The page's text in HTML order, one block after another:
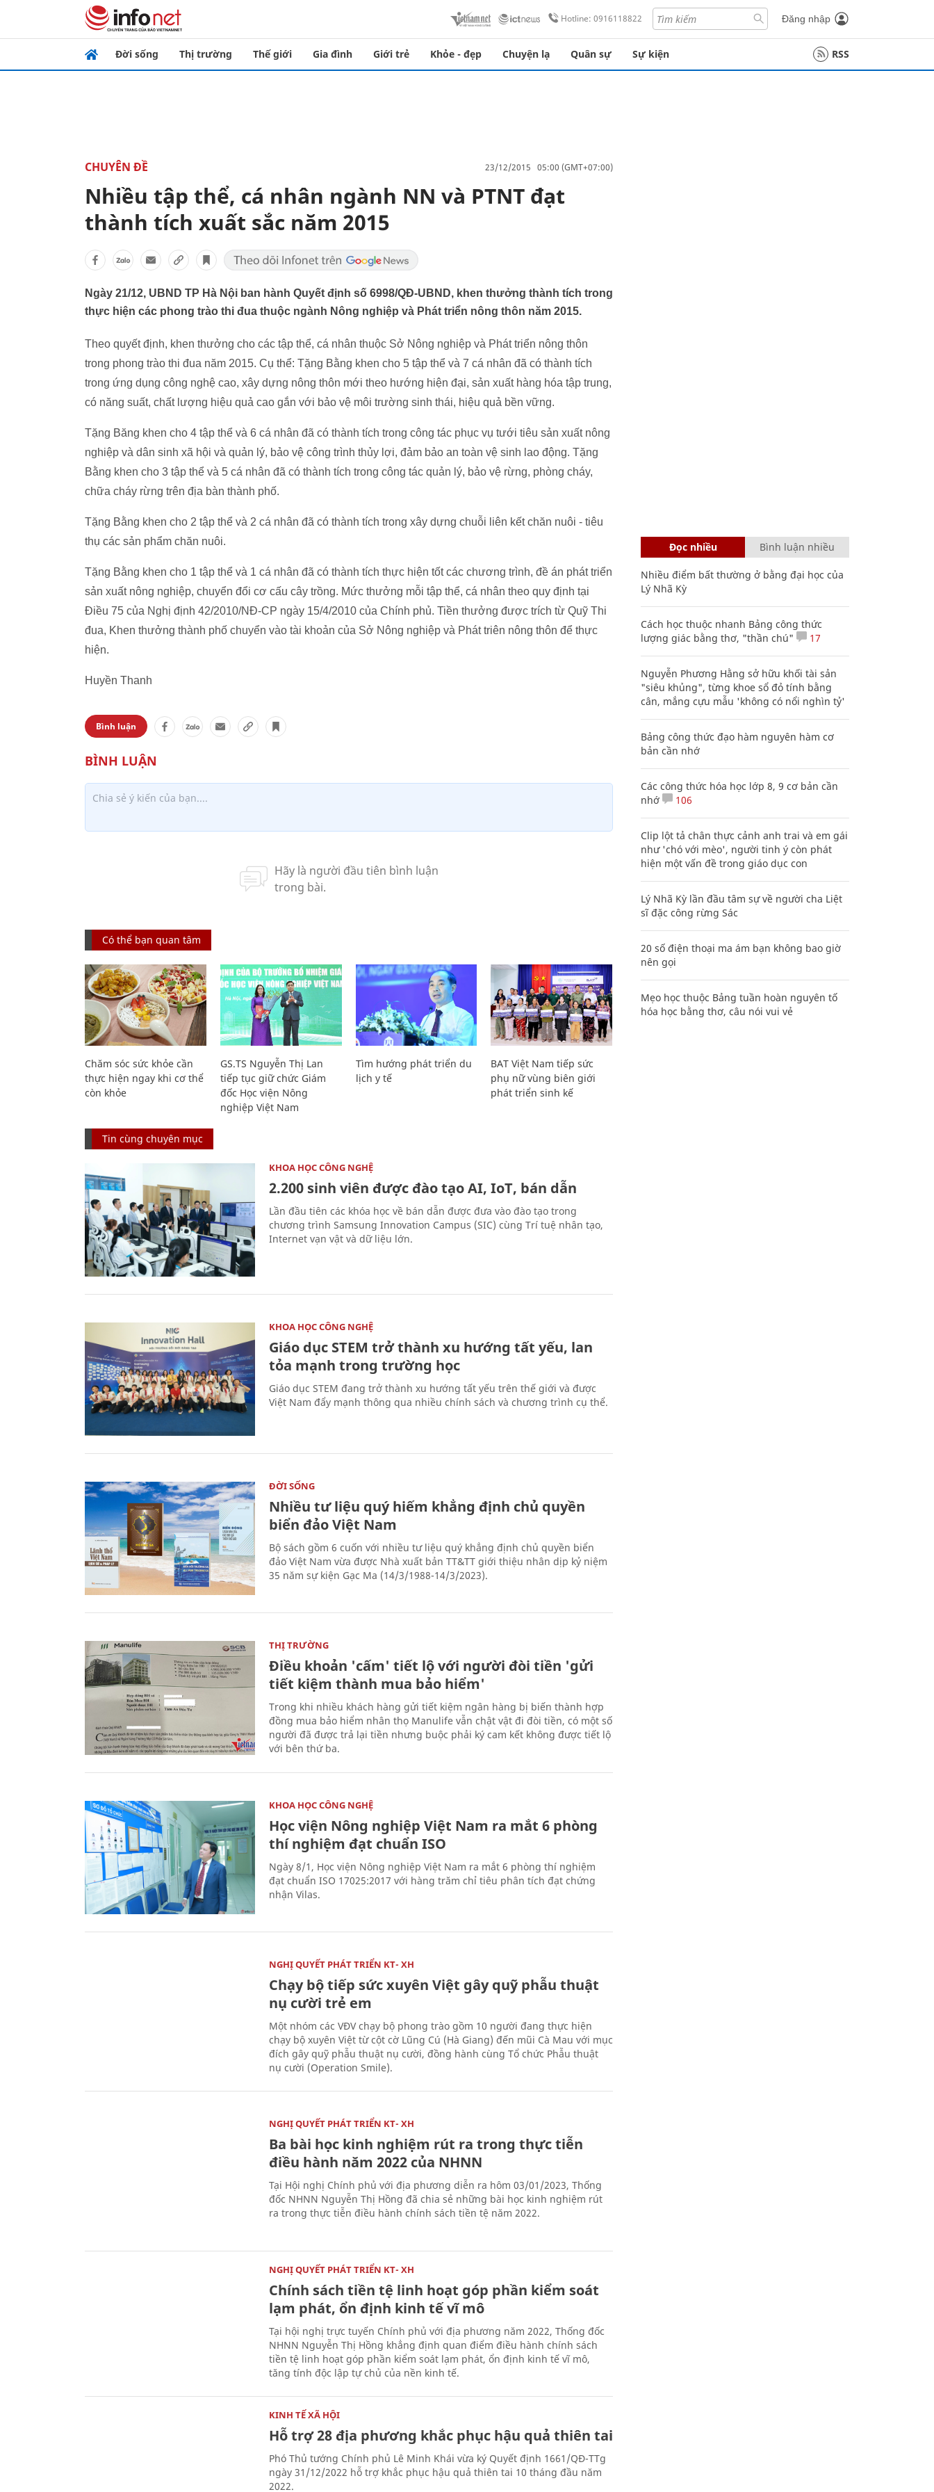
Hotline: 0916118822 Đăng nhập
Đời sống Thị trường Thế giới Gia đình Giới trẻ Khỏe - đẹp Chuyện lạ Quân sự Sự kiện RSS
CHUYÊN ĐỀ 23/12/2015 05:00 (GMT+07:00)
Nhiều tập thể, cá nhân ngành NN và PTNT đạt
thành tích xuất sắc năm 2015
Ngày 21/12, UBND TP Hà Nội ban hành Quyết định số 6998/QĐ-UBND, khen thưởng thành tích trong
thực hiện các phong trào thi đua thuộc ngành Nông nghiệp và Phát triển nông thôn năm 2015.
Theo quyết định, khen thưởng cho các tập thể, cá nhân thuộc Sở Nông nghiệp và Phát triển nông thôn
trong phong trào thi đua năm 2015. Cụ thể: Tặng Bằng khen cho 5 tập thể và 7 cá nhân đã có thành tích
trong ứng dụng công nghệ cao, xây dựng nông thôn mới theo hướng hiện đại, sản xuất hàng hóa tập trung,
có năng suất, chất lượng hiệu quả cao gắn với bảo vệ môi trường sinh thái, hiệu quả bền vững.
Tặng Băng khen cho 4 tập thể và 6 cá nhân đã có thành tích trong công tác phục vụ tưới tiêu sản xuất nông
nghiệp và dân sinh xã hội và quản lý, bảo vệ công trình thủy lợi, đảm bảo an toàn vệ sinh lao động. Tặng
Bằng khen cho 3 tập thể và 5 cá nhân đã có thành tích trong công tác quản lý, bảo vệ rừng, phòng cháy,
chữa cháy rừng trên địa bàn thành phố.
Tặng Bằng khen cho 2 tập thể và 2 cá nhân đã có thành tích trong xây dựng chuỗi liên kết chăn nuôi - tiêu
thụ các sản phẩm chăn nuôi.
Tặng Bằng khen cho 1 tập thể và 1 cá nhân đã có thành tích thực hiện tốt các chương trình, đề án phát triển
sản xuất nông nghiệp, chuyển đổi cơ cấu cây trồng. Mức thưởng mỗi tập thể, cá nhân theo quy định tại
Điều 75 của Nghị định 42/2010/NĐ-CP ngày 15/4/2010 của Chính phủ. Tiền thưởng được trích từ Quỹ Thi
đua, Khen thưởng thành phố chuyển vào tài khoản của Sở Nông nghiệp và Phát triên nông thôn để thực
hiện.
Huyền Thanh
Bình luận
Có thể bạn quan tâm
Chăm sóc sức khỏe cần
thực hiện ngay khi cơ thể
còn khỏe
GS.TS Nguyễn Thị Lan
tiếp tục giữ chức Giám
đốc Học viện Nông
nghiệp Việt Nam
Tìm hướng phát triển du
lịch y tế
BAT Việt Nam tiếp sức
phụ nữ vùng biên giới
phát triển sinh kế
Tin cùng chuyên mục
KHOA HỌC CÔNG NGHỆ
2.200 sinh viên được đào tạo AI, IoT, bán dẫn
Lần đầu tiên các khóa học về bán dẫn được đưa vào đào tạo trong
chương trình Samsung Innovation Campus (SIC) cùng Trí tuệ nhân tạo,
Internet vạn vật và dữ liệu lớn.
KHOA HỌC CÔNG NGHỆ
Giáo dục STEM trở thành xu hướng tất yếu, lan
tỏa mạnh trong trường học
Giáo dục STEM đang trở thành xu hướng tất yếu trên thế giới và được
Việt Nam đẩy mạnh thông qua nhiều chính sách và chương trình cụ thể.
ĐỜI SỐNG
Nhiều tư liệu quý hiếm khẳng định chủ quyền
biển đảo Việt Nam
Bộ sách gồm 6 cuốn với nhiều tư liệu quý khẳng định chủ quyền biển
đảo Việt Nam vừa được Nhà xuất bản TT&TT giới thiệu nhân dịp kỷ niệm
35 năm sự kiện Gạc Ma (14/3/1988-14/3/2023).
THỊ TRƯỜNG
Điều khoản 'cấm' tiết lộ với người đòi tiền 'gửi
tiết kiệm thành mua bảo hiểm'
Trong khi nhiều khách hàng gửi tiết kiệm ngân hàng bị biến thành hợp
đồng mua bảo hiểm nhân thọ Manulife vẫn chật vật đi đòi tiền, có một số
người đã được trả lại tiền nhưng buộc phải ký cam kết không được tiết lộ
với bên thứ ba.
KHOA HỌC CÔNG NGHỆ
Học viện Nông nghiệp Việt Nam ra mắt 6 phòng
thí nghiệm đạt chuẩn ISO
Ngày 8/1, Học viện Nông nghiệp Việt Nam ra mắt 6 phòng thí nghiệm
đạt chuẩn ISO 17025:2017 với hàng trăm chỉ tiêu phân tích đạt chứng
nhận Vilas.
NGHỊ QUYẾT PHÁT TRIỂN KT- XH
Chạy bộ tiếp sức xuyên Việt gây quỹ phẫu thuật
nụ cười trẻ em
Một nhóm các VĐV chạy bộ phong trào gồm 10 người đang thực hiện
chạy bộ xuyên Việt từ cột cờ Lũng Cú (Hà Giang) đến mũi Cà Mau với mục
đích gây quỹ phẫu thuật nụ cười, đồng hành cùng Tổ chức Phẫu thuật
nụ cười (Operation Smile).
NGHỊ QUYẾT PHÁT TRIỂN KT- XH
Ba bài học kinh nghiệm rút ra trong thực tiễn
điều hành năm 2022 của NHNN
Tại Hội nghị Chính phủ với địa phương diễn ra hôm 03/01/2023, Thống
đốc NHNN Nguyễn Thị Hồng đã chia sẻ những bài học kinh nghiệm rút
ra trong thực tiễn điều hành chính sách tiền tệ năm 2022.
NGHỊ QUYẾT PHÁT TRIỂN KT- XH
Chính sách tiền tệ linh hoạt góp phần kiểm soát
lạm phát, ổn định kinh tế vĩ mô
Tại hội nghị trực tuyến Chính phủ với địa phương năm 2022, Thống đốc
NHNN Nguyễn Thị Hồng khẳng định quan điểm điều hành chính sách
tiền tệ linh hoạt góp phần kiểm soát lạm phát, ổn định kinh tế vĩ mô,
tăng tính độc lập tự chủ của nền kinh tế.
KINH TẾ XÃ HỘI
Hỗ trợ 28 địa phương khắc phục hậu quả thiên tai
Phó Thủ tướng Chính phủ Lê Minh Khái vừa ký Quyết định 1661/QĐ-TTg
ngày 31/12/2022 hỗ trợ khắc phục hậu quả thiên tai 10 tháng đầu năm
2022.
Đọc nhiều Bình luận nhiều
Nhiều điểm bất thường ở bằng đại học của
Lý Nhã Kỳ
Cách học thuộc nhanh Bảng công thức
lượng giác bằng thơ, "thần chú"
17
Nguyễn Phương Hằng sở hữu khối tài sản
"siêu khủng", từng khoe sổ đỏ tính bằng
cân, mắng cựu mẫu 'không có nổi nghìn tỷ'
Bảng công thức đạo hàm nguyên hàm cơ
bản cần nhớ
Các công thức hóa học lớp 8, 9 cơ bản cần
nhớ
106
Clip lột tả chân thực cảnh anh trai và em gái
như 'chó với mèo', người tinh ý còn phát
hiện một vấn đề trong giáo dục con
Lý Nhã Kỳ lần đầu tâm sự về người cha Liệt
sĩ đặc công rừng Sác
20 số điện thoại ma ám bạn không bao giờ
nên gọi
Mẹo học thuộc Bảng tuần hoàn nguyên tố
hóa học bằng thơ, câu nói vui vẻ